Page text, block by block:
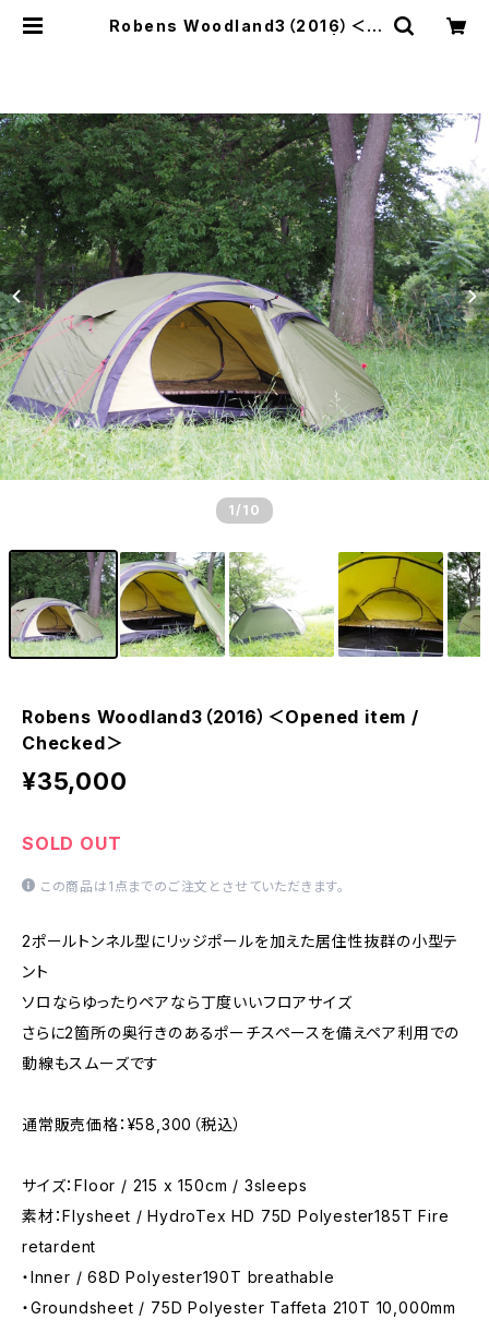
Robens Woodland3（2016）＜O
1 /10
Robens Woodland3（2016）＜Opened item /
Checked＞
¥35,000
SOLD OUT
この商品は1点までのご注文とさせていただきます。
2ポールトンネル型にリッジポールを加えた居住性抜群の小型テ
ント
ソロならゆったりペアなら丁度いいフロアサイズ
さらに2箇所の奥行きのあるポーチスペースを備えペア利用での
動線もスムーズです
通常販売価格：¥58,300（税込）
サイズ：Floor / 215 x 150cm / 3sleeps
素材：Flysheet / HydroTex HD 75D Polyester185T Fire
retardent
・Inner / 68D Polyester190T breathable
・Groundsheet / 75D Polyester Taffeta 210T 10,000mm